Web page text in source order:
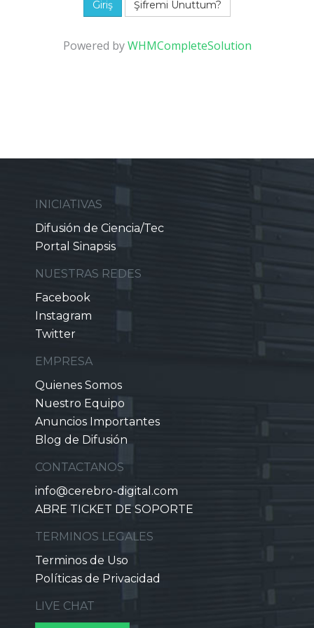
Şifremi Unuttum?
Powered byWHMCompleteSolution
INICIATIVAS
Difusión de Ciencia/Tec
Portal Sinapsis
NUESTRAS REDES
Facebook
Instagram
Twitter
EMPRESA
Quienes Somos
Nuestro Equipo
Anuncios Importantes
Blog de Difusión
CONTACTANOS
info@cerebro-digital.com
ABRE TICKET DE SOPORTE
TERMINOS LEGALES
Terminos de Uso
Políticas de Privacidad
LIVE CHAT